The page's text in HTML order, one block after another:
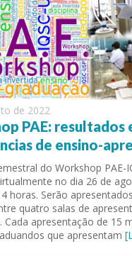
de 2022
PAE: resultados
de ensino-
do Workshop PAE-
no dia 26 de
horas. Serão
quatro salas de
Cada apresentação de 15
que apresentam